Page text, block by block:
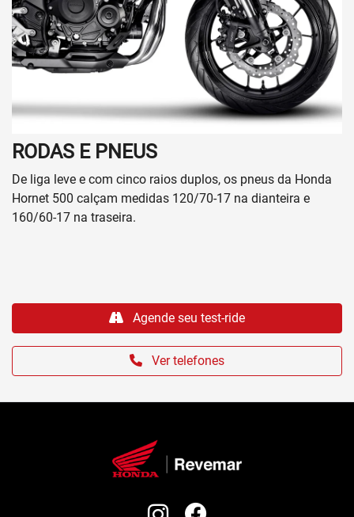
RODAS E PNEUS
De liga leve e com cinco raios duplos, os pneus da Honda
Hornet 500 calçam medidas 120/70-17 na dianteira e
160/60-17 na traseira.
Ver telefones
Agende seu test-ride